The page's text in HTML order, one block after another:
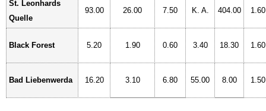
St. Leonhards
Quelle
93.00 26.00 7.50 K. A. 404.00 1.60
Black Forest 5.20 1.90 0.60 3.40 18.30 1.60
Bad Liebenwerda 16.20 3.10 6.80 55.00 8.00 1.50